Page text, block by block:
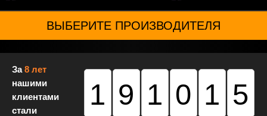
ВЫБЕРИТЕ ПРОИЗВОДИТЕЛЯ
За8 лет
нашими
клиентами
стали
191015